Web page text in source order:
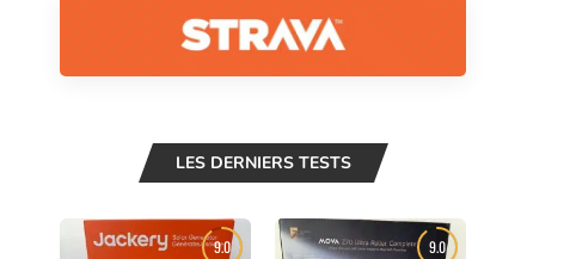
LES DERNIERS TESTS
9.0 9.0